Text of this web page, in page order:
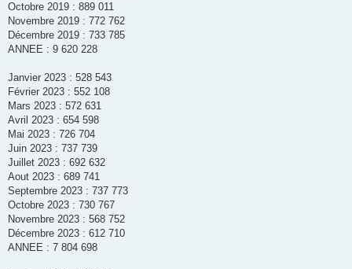
Octobre 2019 : 889 011
Novembre 2019 : 772 762
Décembre 2019 : 733 785
ANNEE : 9 620 228
Janvier 2023 : 528 543
Février 2023 : 552 108
Mars 2023 : 572 631
Avril 2023 : 654 598
Mai 2023 : 726 704
Juin 2023 : 737 739
Juillet 2023 : 692 632
Aout 2023 : 689 741
Septembre 2023 : 737 773
Octobre 2023 : 730 767
Novembre 2023 : 568 752
Décembre 2023 : 612 710
ANNEE : 7 804 698